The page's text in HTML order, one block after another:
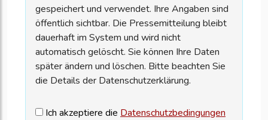
gespeichert und verwendet. Ihre Angaben sind
öffentlich sichtbar. Die Pressemitteilung bleibt
dauerhaft im System und wird nicht
automatisch gelöscht. Sie können Ihre Daten
später ändern und löschen. Bitte beachten Sie
die Details der Datenschutzerklärung.
Ich akzeptiere die Datenschutzbedingungen